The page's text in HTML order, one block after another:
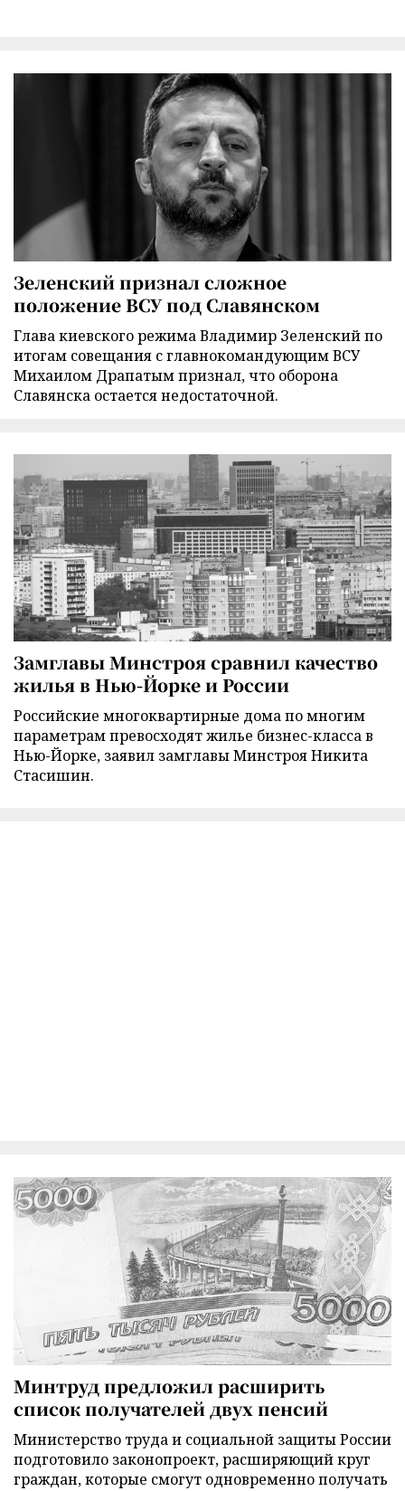
Зеленский признал сложное
положение ВСУ под Славянском
Глава киевского режима Владимир Зеленский по
итогам совещания с главнокомандующим ВСУ
Михаилом Драпатым признал, что оборона
Славянска остается недостаточной.
Замглавы Минстроя сравнил качество
жилья в Нью-Йорке и России
Российские многоквартирные дома по многим
параметрам превосходят жилье бизнес-класса в
Нью-Йорке, заявил замглавы Минстроя Никита
Стасишин.
Минтруд предложил расширить
список получателей двух пенсий
Министерство труда и социальной защиты России
подготовило законопроект, расширяющий круг
граждан, которые смогут одновременно получать